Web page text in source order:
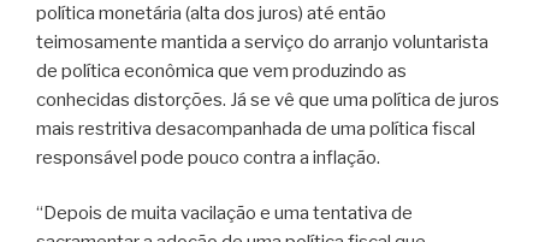
política monetária (alta dos juros) até então
teimosamente mantida a serviço do arranjo voluntarista
de política econômica que vem produzindo as
conhecidas distorções. Já se vê que uma política de juros
mais restritiva desacompanhada de uma política fiscal
responsável pode pouco contra a inflação.
“Depois de muita vacilação e uma tentativa de